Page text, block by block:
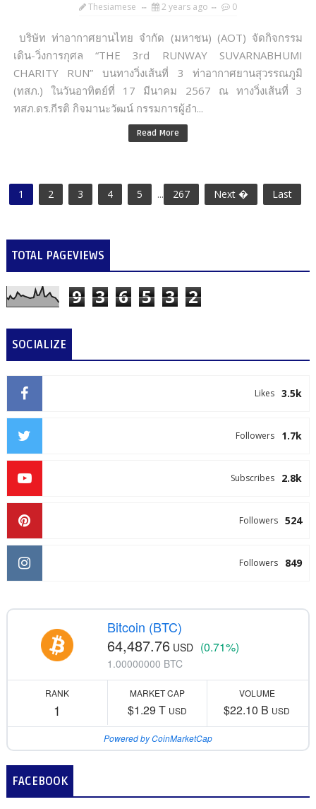
Thesiamese 2 years ago 0
บริษัท ท่าอากาศยานไทย จำกัด (มหาชน) (AOT) จัดกิจกรรม
เดิน-วิ่งการกุศล “THE 3rd RUNWAY SUVARNABHUMI
CHARITY RUN” บนทางวิ่งเส้นที่ 3 ท่าอากาศยานสุวรรณภูมิ
(ทสภ.) ในวันอาทิตย์ที่ 17 มีนาคม 2567 ณ ทางวิ่งเส้นที่ 3
ทสภ.ดร.กีรติ กิจมานะวัฒน์ กรรมการผู้อำ...
Read More
1 2 3 4 5 ... 267 Next � Last
TOTAL PAGEVIEWS
9 3 6 5 3 2
SOCIALIZE
3.5k
Likes
1.7k
Followers
2.8k
Subscribes
524
Followers
849
Followers
Bitcoin (BTC)
64,487.76 USD (0.71%)
1.00000000 BTC
RANK
1
MARKET CAP
$1.29 T USD
VOLUME
$22.10 B USD
Powered by CoinMarketCap
FACEBOOK